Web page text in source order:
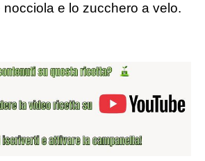
e lo zucchero a velo.